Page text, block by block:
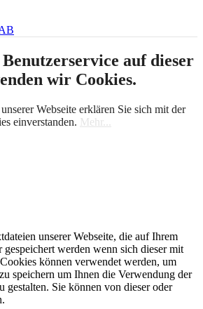
auf dieser
wir Cookies.
Webseite erklären Sie sich mit der
einverstanden. Mehr...
unserer Webseite, die auf Ihrem
werden wenn sich dieser mit
können verwendet werden, um
speichern um Ihnen die Verwendung der
gestalten. Sie können von dieser oder